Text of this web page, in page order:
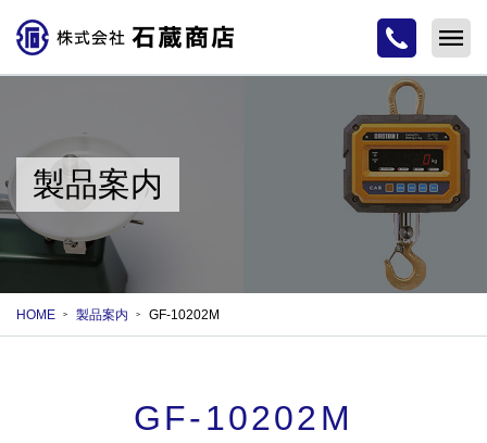
製品案内
HOME 製品案内 GF-10202M
GF-10202M